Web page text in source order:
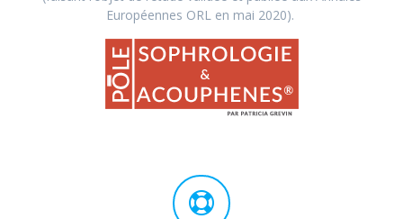
Européennes ORL en mai 2020).